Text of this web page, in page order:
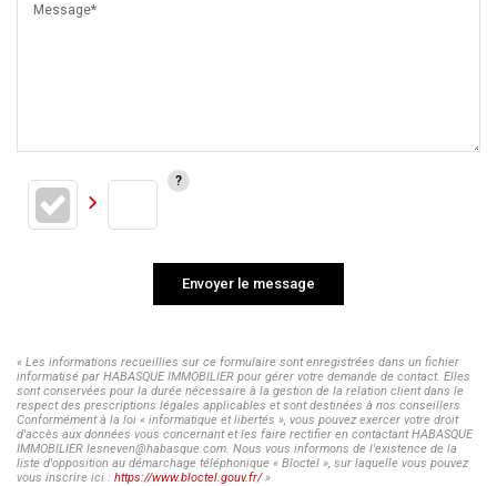
Message*
Envoyer le message
« Les informations recueillies sur ce formulaire sont enregistrées dans un fichier
informatisé par HABASQUE IMMOBILIER pour gérer votre demande de contact. Elles
sont conservées pour la durée nécessaire à la gestion de la relation client dans le
respect des prescriptions légales applicables et sont destinées à nos conseillers
Conformément à la loi « informatique et libertés », vous pouvez exercer votre droit
d'accès aux données vous concernant et les faire rectifier en contactant HABASQUE
IMMOBILIER lesneven@habasque.com. Nous vous informons de l'existence de la
liste d'opposition au démarchage téléphonique « Bloctel », sur laquelle vous pouvez
vous inscrire ici : https://www.bloctel.gouv.fr/»